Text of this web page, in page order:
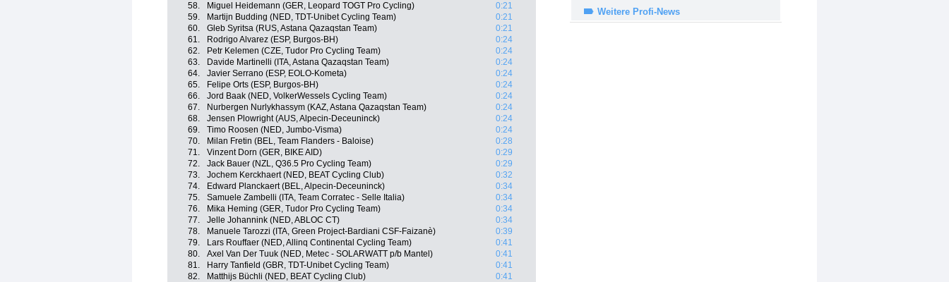
58.
Miguel Heidemann (GER, Leopard TOGT Pro Cycling)
0:21
59.
Martijn Budding (NED, TDT-Unibet Cycling Team)
0:21
60.
Gleb Syritsa (RUS, Astana Qazaqstan Team)
0:21
61.
Rodrigo Alvarez (ESP, Burgos-BH)
0:24
62.
Petr Kelemen (CZE, Tudor Pro Cycling Team)
0:24
63.
Davide Martinelli (ITA, Astana Qazaqstan Team)
0:24
64.
Javier Serrano (ESP, EOLO-Kometa)
0:24
65.
Felipe Orts (ESP, Burgos-BH)
0:24
66.
Jord Baak (NED, VolkerWessels Cycling Team)
0:24
67.
Nurbergen Nurlykhassym (KAZ, Astana Qazaqstan Team)
0:24
68.
Jensen Plowright (AUS, Alpecin-Deceuninck)
0:24
69.
Timo Roosen (NED, Jumbo-Visma)
0:24
70.
Milan Fretin (BEL, Team Flanders - Baloise)
0:28
71.
Vinzent Dorn (GER, BIKE AID)
0:29
72.
Jack Bauer (NZL, Q36.5 Pro Cycling Team)
0:29
73.
Jochem Kerckhaert (NED, BEAT Cycling Club)
0:32
74.
Edward Planckaert (BEL, Alpecin-Deceuninck)
0:34
75.
Samuele Zambelli (ITA, Team Corratec - Selle Italia)
0:34
76.
Mika Heming (GER, Tudor Pro Cycling Team)
0:34
77.
Jelle Johannink (NED, ABLOC CT)
0:34
78.
Manuele Tarozzi (ITA, Green Project-Bardiani CSF-Faizanè)
0:39
79.
Lars Rouffaer (NED, Allinq Continental Cycling Team)
0:41
80.
Axel Van Der Tuuk (NED, Metec - SOLARWATT p/b Mantel)
0:41
81.
Harry Tanfield (GBR, TDT-Unibet Cycling Team)
0:41
82.
Matthijs Büchli (NED, BEAT Cycling Club)
0:41
Weitere Profi-News